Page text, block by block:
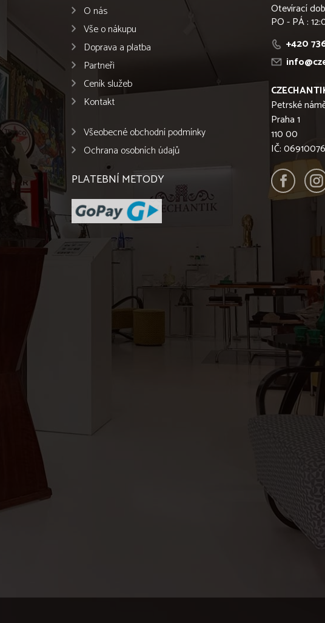
O nás
Vše o nákupu
Doprava a platba
Partneři
Ceník služeb
Kontakt
Všeobecné obchodní podmínky
Ochrana osobních údajů
PLATEBNÍ METODY
Otevírací
PO - PÁ :
+420
Petrské
Praha 1
110 00
IČ: 06910076